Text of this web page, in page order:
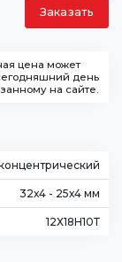
Заказать
цена может
день
на сайте.
32х4 - 25х4 мм
12Х18Н10Т